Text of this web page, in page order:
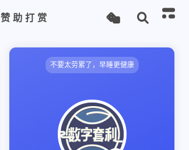
赞助打赏
不要太劳累了，早睡更健康